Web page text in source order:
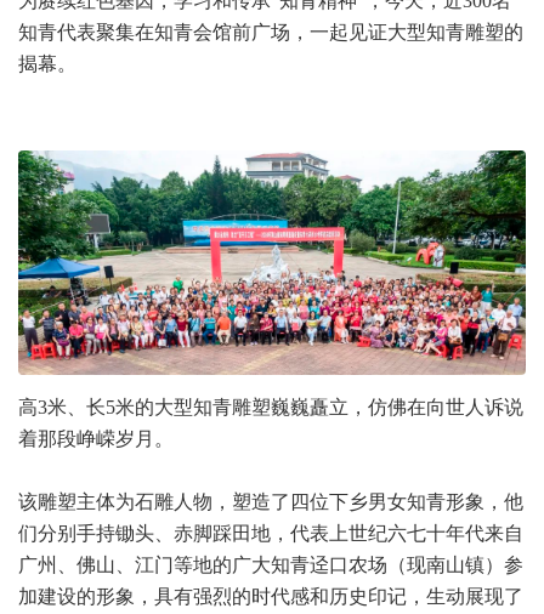
知青代表聚集在知青会馆前广场，一起见证大型知青雕塑的
揭幕。
高3米、长5米的大型知青雕塑巍巍矗立，仿佛在向世人诉说
着那段峥嵘岁月。
该雕塑主体为石雕人物，塑造了四位下乡男女知青形象，他
们分别手持锄头、赤脚踩田地，代表上世纪六七十年代来自
广州、佛山、江门等地的广大知青迳口农场（现南山镇）参
加建设的形象，具有强烈的时代感和历史印记，生动展现了